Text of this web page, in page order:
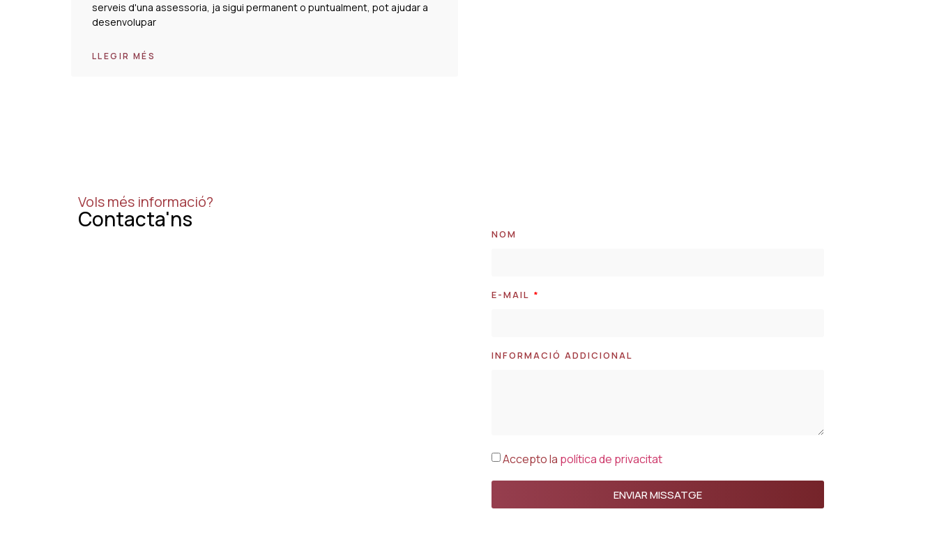
serveis d'una assessoria, ja sigui permanent o puntualment, pot ajudar a
desenvolupar
LLEGIR MÉS
Vols més informació?
Contacta'ns
NOM
E-MAIL
INFORMACIÓ ADDICIONAL
Accepto la política de privacitat
ENVIAR MISSATGE